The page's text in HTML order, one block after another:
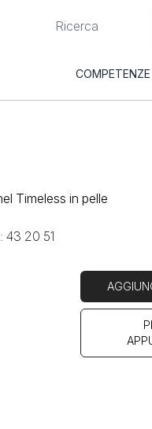
COMPETENZE
Timeless in pelle
43 20 51